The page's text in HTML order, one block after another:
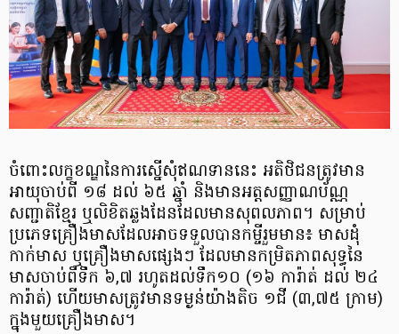
ចំពោះលក្ខខណ្ឌនៃការស្នើសុំឥណទាននេះ អតិថិជនត្រូវមាន
អាយុចាប់ពី ១៨ ដល់ ៦៥ ឆ្នាំ និងមានអត្តសញ្ញាណប័ណ្ណ
សញ្ជាតិខ្មែរ ឬលិខិតឆ្លងដែនដែលមានសុពលភាព។ សម្រាប់
ប្រភេទគ្រឿងមាសដែលអាចទទួលបានកម្ចីរួមមាន៖ មាសដុំ
កាក់មាស ឬគ្រឿងមាសផ្សេងៗ ដែលមានកម្រិតភាពសុទ្ធនៃ
មាសចាប់ពីទឹក ៦,៧ រហូតដល់ទឹក១០ (១៦ ការ៉ាត់ ដល់ ២៤
ការ៉ាត់) ហើយមាសត្រូវមានទម្ងន់យ៉ាងតិច ១ជី (៣,៧៥ ក្រាម)
ក្នុងមួយគ្រឿងមាស។